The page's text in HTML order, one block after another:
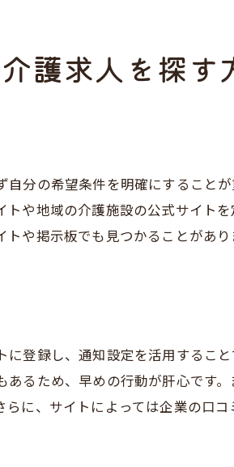
訪問介護求人への応募手
未経験者歓迎！須磨区で訪問
未経験者でも安心のサポ
訪問介護でキャリアを築
未経験者が知っておくべ
須磨区の訪問介護求人の
求人件数が多い須磨区の
訪問介護職の需要が高ま
護求人を探す
分の希望条件を明確にすること
トや地域の介護施設の公式サイト
や掲示板でも見つかることがあ
登録し、通知設定を活用するこ
るため、早めの行動が肝心です
に、サイトによっては企業の口